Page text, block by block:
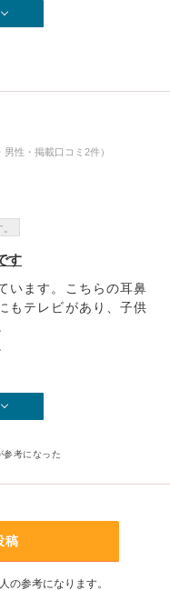
性・掲載口コミ2件）
す
います。こちらの耳鼻
もテレビがあり、子供
参考になった
稿
の参考になります。